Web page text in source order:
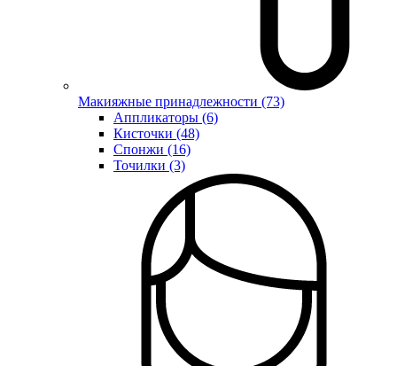
Макияжные принадлежности (73)
Аппликаторы (6)
Кисточки (48)
Спонжи (16)
Точилки (3)